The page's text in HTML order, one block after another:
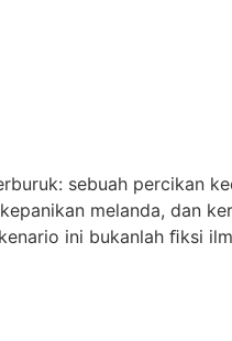
sebuah percikan
melanda, dan
ini bukanlah ﬁksi